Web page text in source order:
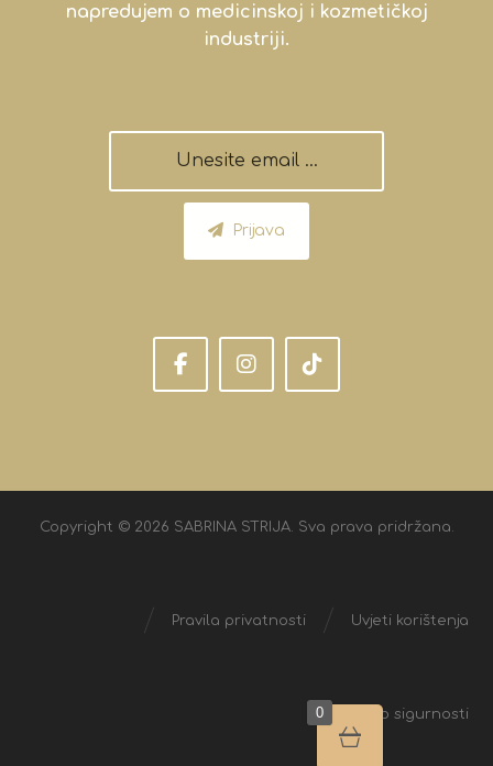
napredujem o medicinskoj i kozmetičkoj
industriji.
Prijava
Copyright © 2026 SABRINA STRIJA. Sva prava pridržana.
Uvjeti korištenja
Pravila privatnosti
Izjava o sigurnosti
0